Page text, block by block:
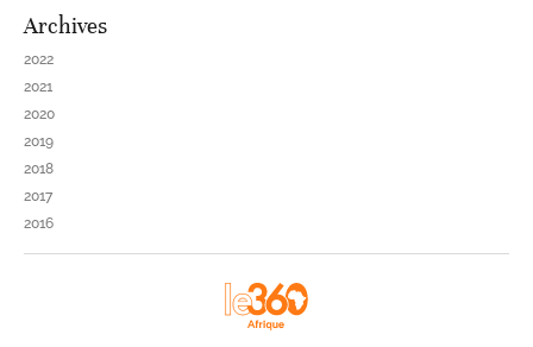
Archives
2022
2021
2020
2019
2018
2017
2016